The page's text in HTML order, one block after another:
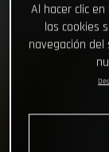
Al hacer clic
las cookies
navegación